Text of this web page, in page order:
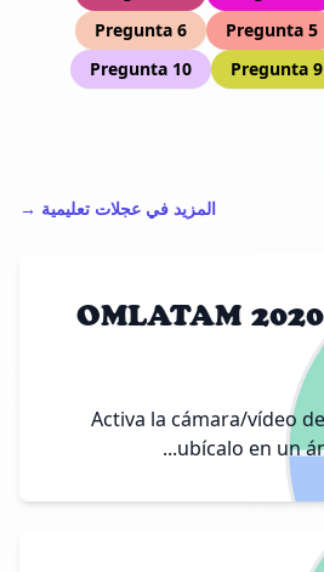
Pregunta 5
Pregunta 6
Pregunta 9
Pregunta 10
المزيد في عجلات تعليمية →
OMLATAM
Activa la cámara/vídeo
ubícalo en un